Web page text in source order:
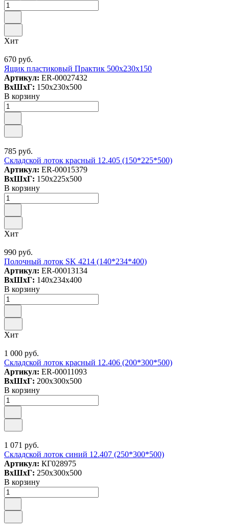
Хит
670 руб.
Ящик пластиковый Практик 500x230x150
Артикул: ER-00027432
ВxШxГ: 150x230x500
В корзину
785 руб.
Складской лоток красный 12.405 (150*225*500)
Артикул: ER-00015379
ВxШxГ: 150x225x500
В корзину
Хит
990 руб.
Полочный лоток SK 4214 (140*234*400)
Артикул: ER-00013134
ВxШxГ: 140x234x400
В корзину
Хит
1 000 руб.
Складской лоток красный 12.406 (200*300*500)
Артикул: ER-00011093
ВxШxГ: 200x300x500
В корзину
1 071 руб.
Складской лоток синий 12.407 (250*300*500)
Артикул: КГ028975
ВxШxГ: 250x300x500
В корзину